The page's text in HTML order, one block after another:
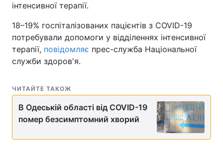
інтенсивної терапії.
18–19% госпіталізованих пацієнтів з COVID-19
потребували допомоги у відділеннях інтенсивної
терапії, повідомляє прес-служба Національної
служби здоров'я.
ЧИТАЙТЕ ТАКОЖ
В Одеській області від COVID-19
помер безсимптомний хворий